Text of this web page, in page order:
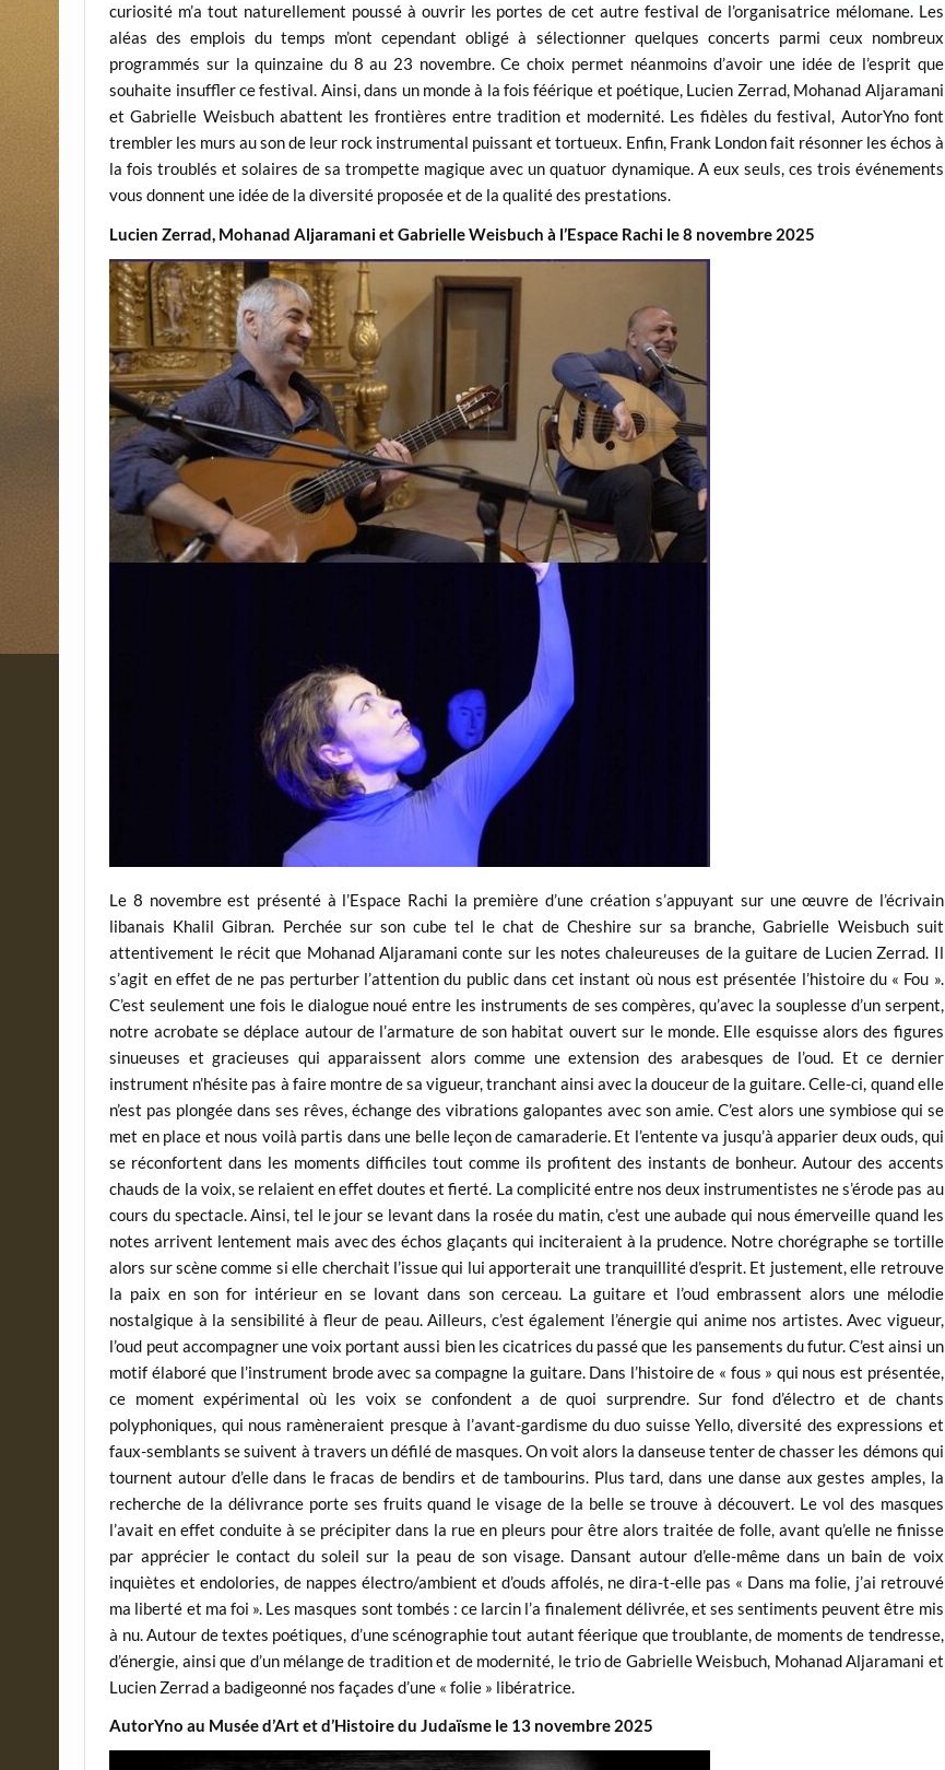
curiosité m’a tout naturellement poussé à ouvrir les portes de cet autre festival de l’organisatrice mélomane. Les
aléas des emplois du temps m’ont cependant obligé à sélectionner quelques concerts parmi ceux nombreux
programmés sur la quinzaine du 8 au 23 novembre. Ce choix permet néanmoins d’avoir une idée de l’esprit que
souhaite insuffler ce festival. Ainsi, dans un monde à la fois féérique et poétique, Lucien Zerrad, Mohanad Aljaramani
et Gabrielle Weisbuch abattent les frontières entre tradition et modernité. Les fidèles du festival, AutorYno font
trembler les murs au son de leur rock instrumental puissant et tortueux. Enfin, Frank London fait résonner les échos à
la fois troublés et solaires de sa trompette magique avec un quatuor dynamique. A eux seuls, ces trois événements
vous donnent une idée de la diversité proposée et de la qualité des prestations.
Lucien Zerrad, Mohanad Aljaramani et Gabrielle Weisbuch à l’Espace Rachi le 8 novembre 2025
Le 8 novembre est présenté à l’Espace Rachi la première d’une création s’appuyant sur une œuvre de l’écrivain
libanais Khalil Gibran. Perchée sur son cube tel le chat de Cheshire sur sa branche, Gabrielle Weisbuch suit
attentivement le récit que Mohanad Aljaramani conte sur les notes chaleureuses de la guitare de Lucien Zerrad. Il
s’agit en effet de ne pas perturber l’attention du public dans cet instant où nous est présentée l’histoire du « Fou ».
C’est seulement une fois le dialogue noué entre les instruments de ses compères, qu’avec la souplesse d’un serpent,
notre acrobate se déplace autour de l’armature de son habitat ouvert sur le monde. Elle esquisse alors des figures
sinueuses et gracieuses qui apparaissent alors comme une extension des arabesques de l’oud. Et ce dernier
instrument n’hésite pas à faire montre de sa vigueur, tranchant ainsi avec la douceur de la guitare. Celle-ci, quand elle
n’est pas plongée dans ses rêves, échange des vibrations galopantes avec son amie. C’est alors une symbiose qui se
met en place et nous voilà partis dans une belle leçon de camaraderie. Et l’entente va jusqu’à apparier deux ouds, qui
se réconfortent dans les moments difficiles tout comme ils profitent des instants de bonheur. Autour des accents
chauds de la voix, se relaient en effet doutes et fierté. La complicité entre nos deux instrumentistes ne s’érode pas au
cours du spectacle. Ainsi, tel le jour se levant dans la rosée du matin, c’est une aubade qui nous émerveille quand les
notes arrivent lentement mais avec des échos glaçants qui inciteraient à la prudence. Notre chorégraphe se tortille
alors sur scène comme si elle cherchait l’issue qui lui apporterait une tranquillité d’esprit. Et justement, elle retrouve
la paix en son for intérieur en se lovant dans son cerceau. La guitare et l’oud embrassent alors une mélodie
nostalgique à la sensibilité à fleur de peau. Ailleurs, c’est également l’énergie qui anime nos artistes. Avec vigueur,
l’oud peut accompagner une voix portant aussi bien les cicatrices du passé que les pansements du futur. C’est ainsi un
motif élaboré que l’instrument brode avec sa compagne la guitare. Dans l’histoire de « fous » qui nous est présentée,
ce moment expérimental où les voix se confondent a de quoi surprendre. Sur fond d’électro et de chants
polyphoniques, qui nous ramèneraient presque à l’avant-gardisme du duo suisse Yello, diversité des expressions et
faux-semblants se suivent à travers un défilé de masques. On voit alors la danseuse tenter de chasser les démons qui
tournent autour d’elle dans le fracas de bendirs et de tambourins. Plus tard, dans une danse aux gestes amples, la
recherche de la délivrance porte ses fruits quand le visage de la belle se trouve à découvert. Le vol des masques
l’avait en effet conduite à se précipiter dans la rue en pleurs pour être alors traitée de folle, avant qu’elle ne finisse
par apprécier le contact du soleil sur la peau de son visage. Dansant autour d’elle-même dans un bain de voix
inquiètes et endolories, de nappes électro/ambient et d’ouds affolés, ne dira-t-elle pas « Dans ma folie, j’ai retrouvé
ma liberté et ma foi ». Les masques sont tombés : ce larcin l’a finalement délivrée, et ses sentiments peuvent être mis
à nu. Autour de textes poétiques, d’une scénographie tout autant féerique que troublante, de moments de tendresse,
d’énergie, ainsi que d’un mélange de tradition et de modernité, le trio de Gabrielle Weisbuch, Mohanad Aljaramani et
Lucien Zerrad a badigeonné nos façades d’une « folie » libératrice.
AutorYno au Musée d’Art et d’Histoire du Judaïsme le 13 novembre 2025